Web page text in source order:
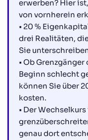
erwerben? Hier
von vornherein
• 20 %
drei Realitäten,
Sie
• Ob
Beginn schlecht
können Sie über
kosten.
• Der
genau dort